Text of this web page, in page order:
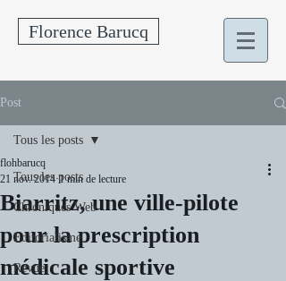
Florence Barucq
Post
Tous les posts
Chroniques Web
Editorialisme
Revue
Tous les posts
Biarritz, une ville-pilote
pour la prescription
médicale sportive
flohbarucq
21 nov. 2014 1 min de lecture